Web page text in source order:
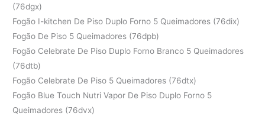
(76dgx)
Fogão I-kitchen De Piso Duplo Forno 5 Queimadores (76dix)
Fogão De Piso 5 Queimadores (76dpb)
Fogão Celebrate De Piso Duplo Forno Branco 5 Queimadores
(76dtb)
Fogão Celebrate De Piso 5 Queimadores (76dtx)
Fogão Blue Touch Nutri Vapor De Piso Duplo Forno 5
Queimadores (76dvx)